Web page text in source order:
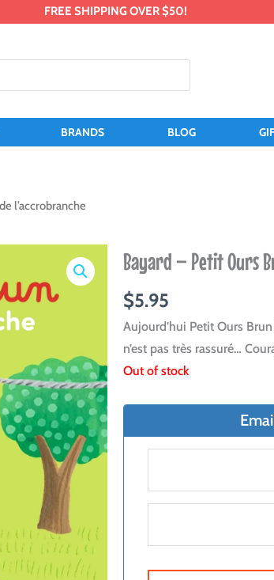
FREE SHIPPING OVER $50!
BRANDS BLOG
l’accrobranche
Bayard – Petit Ours
$5.95
Aujourd’hui Petit Ours
n’est pas très rassuré…
Out of stock